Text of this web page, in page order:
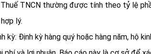
Thuế TNCN thường được tính theo tỷ lệ
lý.
kỳ: Định kỳ hàng quý hoặc hàng năm, hộ